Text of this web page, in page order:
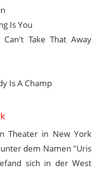
Is You
Take That Away
Is A Champ
Theater in New York
dem Namen "Uris
sich in der West